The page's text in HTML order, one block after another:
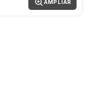
AMPLIAR